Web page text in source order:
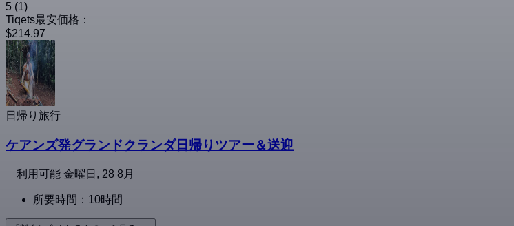
5 (1)
Tiqets最安価格：
$214.97
日帰り旅行
ケアンズ発グランドクランダ日帰りツアー＆送迎
利用可能 金曜日, 28 8月
所要時間：10時間